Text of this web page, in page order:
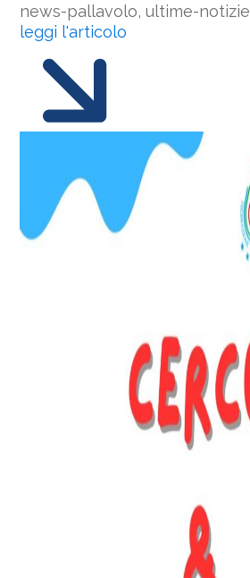
news-pallavolo, ultime-notizie
leggi l'articolo